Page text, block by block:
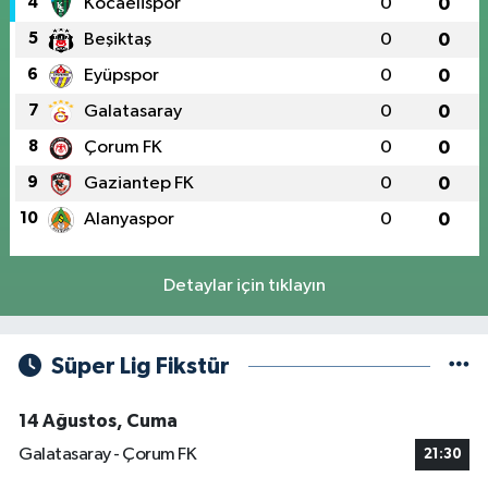
5 Beşiktaş 0 0
6 Eyüpspor 0 0
7 Galatasaray 0 0
8 Çorum FK 0 0
9 Gaziantep FK 0 0
10 Alanyaspor 0 0
Detaylar için tıklayın
Süper Lig Fikstür
14 Ağustos, Cuma
Galatasaray - Çorum FK
21:30